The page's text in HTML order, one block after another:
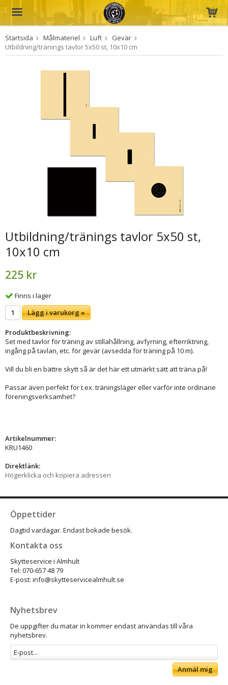
Produkten har blivit tillagd i varukorgen
Startsida Målmateriel Luft
Gevär
Utbildning/tränings tavlor 5x50 st, 10x10 cm
Utbildning/tränings tavlor 5x50 st,
10x10 cm
225 kr
Finns i lager
Lägg i varukorg »
Produktbeskrivning:
Set med tavlor för träning av stillahållning, avfyrning, efterriktning,
ingång på tavlan, etc. för gevär (avsedda för träning på 10 m).
Vill du bli en bättre skytt så är det här ett utmärkt sätt att träna på!
Passar även perfekt för t.ex. träningsläger eller varför inte ordinarie
föreningsverksamhet?
Artikelnummer:
KRU1460
Direktlänk:
Högerklicka och kopiera adressen
Öppettider
Dagtid vardagar. Endast bokade besök.
Kontakta oss
Skytteservice i Älmhult
Tel: 070-657 48 79
E-post: info@skytteservicealmhult.se
Nyhetsbrev
De uppgifter du matar in kommer endast användas till våra
nyhetsbrev.
Anmäl mig